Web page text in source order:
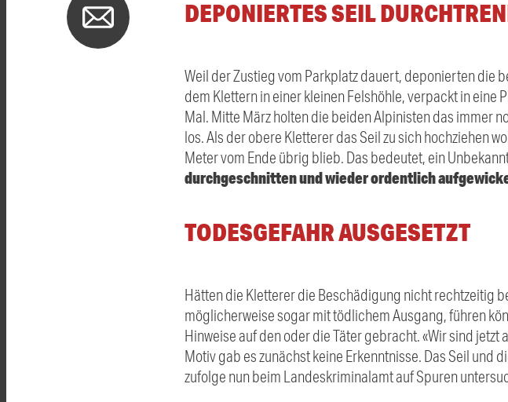
DEPONIERTES SEIL
Weil der Zustieg vom Parkplatz dauert, deponierten die
dem Klettern in einer kleinen Felshöhle, verpackt in
Mal. Mitte März holten die beiden Alpinisten das immer
los. Als der obere Kletterer das Seil zu sich hochziehen
Meter vom Ende übrig blieb. Das bedeutet, ein
durchgeschnitten und wieder ordentlich
TODESGEFAHR AUSGESETZT
Hätten die Kletterer die Beschädigung nicht rechtzeitig
möglicherweise sogar mit tödlichem Ausgang, führen
Hinweise auf den oder die Täter gebracht. «Wir sind
Motiv gab es zunächst keine Erkenntnisse. Das Seil
zufolge nun beim Landeskriminalamt auf Spuren